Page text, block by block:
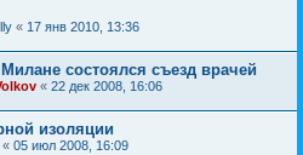
« 17 янв 2010, 13:36
состоялся съезд врачей
« 22 дек 2008, 16:06
изоляции
« 05 июл 2008, 16:09